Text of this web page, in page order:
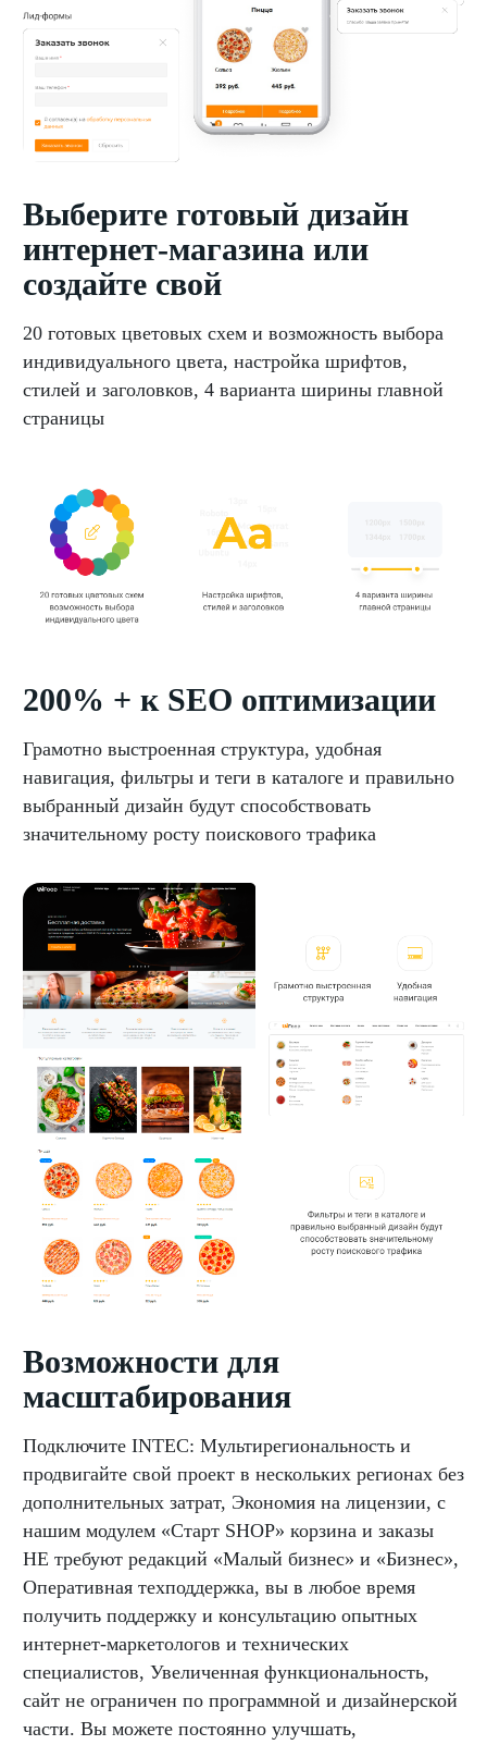
Выберите готовый дизайн
интернет-магазина или
создайте свой
20 готовых цветовых схем и возможность выбора
индивидуального цвета, настройка шрифтов,
стилей и заголовков, 4 варианта ширины главной
страницы
200% + к SEO оптимизации
Грамотно выстроенная структура, удобная
навигация, фильтры и теги в каталоге и правильно
выбранный дизайн будут способствовать
значительному росту поискового трафика
Возможности для
масштабирования
Подключите INTEC: Мультирегиональность и
продвигайте свой проект в нескольких регионах без
дополнительных затрат, Экономия на лицензии, с
нашим модулем «Старт SHOP» корзина и заказы
НЕ требуют редакций «Малый бизнес» и «Бизнес»,
Оперативная техподдержка, вы в любое время
получить поддержку и консультацию опытных
интернет-маркетологов и технических
специалистов, Увеличенная функциональность,
сайт не ограничен по программной и дизайнерской
части. Вы можете постоянно улучшать,